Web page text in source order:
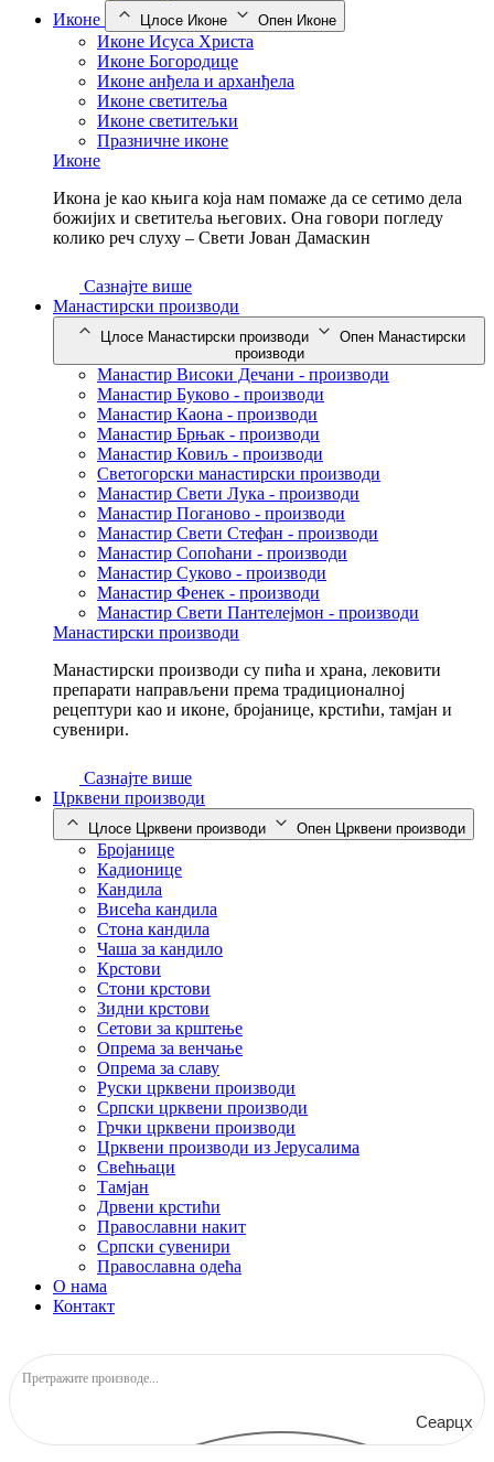
Иконе
Цлосе Иконе Опен Иконе
Иконе Исуса Христа
Иконе Богородице
Иконе анђела и арханђела
Иконе светитеља
Иконе светитељки
Празничне иконе
Иконе
Икона је као књига која нам помаже да се сетимо дела
божијих и светитеља његових. Она говори погледу
колико реч слуху – Свети Јован Дамаскин
Сазнајте више
Манастирски производи
Цлосе Манастирски производи
Опен Манастирски
производи
Манастир Високи Дечани - производи
Манастир Буково - производи
Манастир Каона - производи
Манастир Брњак - производи
Манастир Ковиљ - производи
Светогорски манастирски производи
Манастир Свети Лука - производи
Манастир Поганово - производи
Манастир Свети Стефан - производи
Манастир Сопоћани - производи
Манастир Суково - производи
Манастир Фенек - производи
Манастир Свети Пантелејмон - производи
Манастирски производи
Манастирски производи су пића и храна, лековити
препарати направљени према традиционалној
рецептури као и иконе, бројанице, крстићи, тамјан и
сувенири.
Сазнајте више
Црквени производи
Цлосе Црквени производи Опен Црквени производи
Бројанице
Кадионице
Кандила
Висећа кандила
Стона кандила
Чаша за кандило
Крстови
Стони крстови
Зидни крстови
Сетови за крштење
Опрема за венчање
Опрема за славу
Руски црквени производи
Српски црквени производи
Грчки црквени производи
Црквени производи из Јерусалима
Свећњаци
Тамјан
Дрвени крстићи
Православни накит
Српски сувенири
Православна одећа
О нама
Контакт
Сеарцх